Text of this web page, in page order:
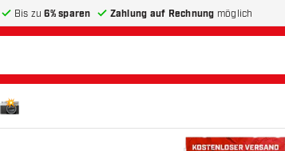
Bis zu6% sparen Zahlung auf Rechnung möglich